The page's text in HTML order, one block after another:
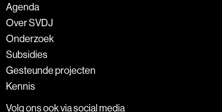
Agenda
Over SVDJ
Onderzoek
Subsidies
Gesteunde projecten
Kennis
Volg ons ook via social media